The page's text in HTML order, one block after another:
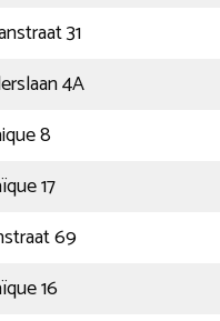
31
4A
8
17
69
16